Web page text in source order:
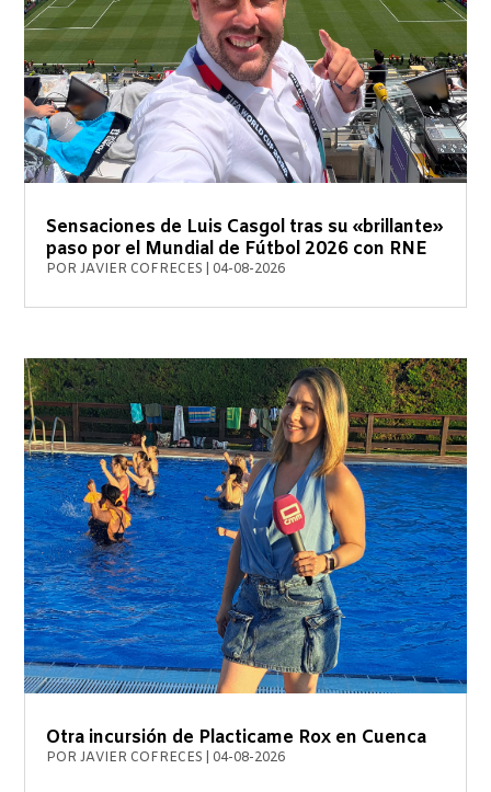
Sensaciones de Luis Casgol tras su «brillante»
paso por el Mundial de Fútbol 2026 con RNE
PORJAVIER COFRECES 04-08-2026
Otra incursión de Placticame Rox en Cuenca
PORJAVIER COFRECES 04-08-2026